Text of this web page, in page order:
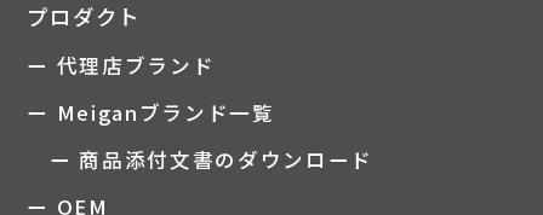
プロダクト
ー 代理店ブランド
ー Meiganブランド一覧
ー 商品添付文書のダウンロード
ー OEM